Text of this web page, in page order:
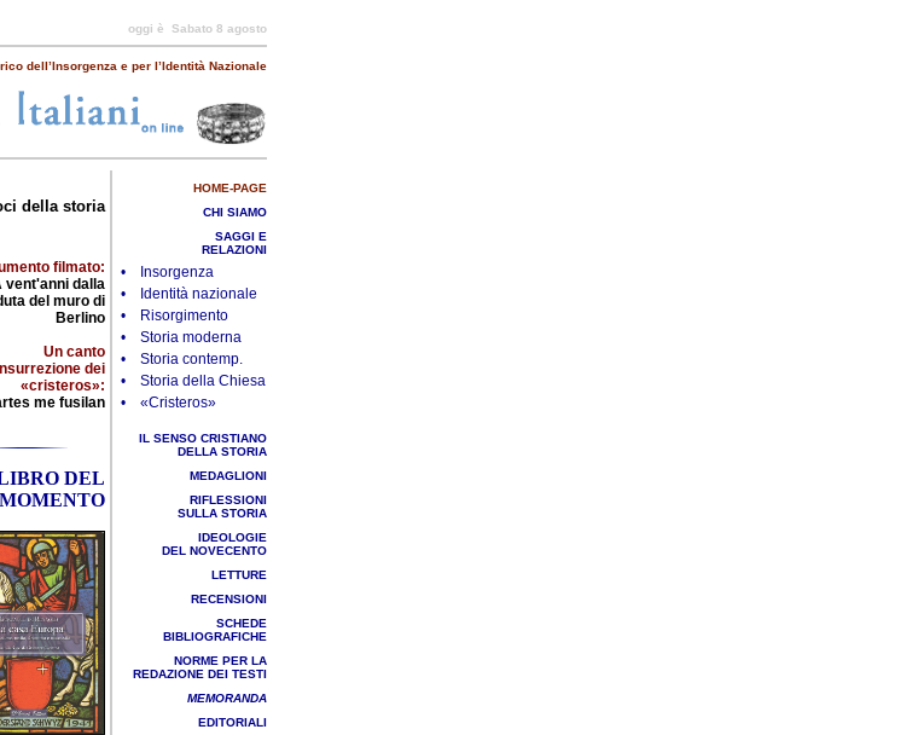
oggi è Sabato 8 agosto
dell’Insorgenza e per l’Identità Nazionale
della storia
filmato:
vent'anni dalla
del muro di
Berlino
Un canto
dei
«cristeros»:
me fusilan
DEL
MOMENTO
HOME-PAGE
CHI SIAMO
SAGGI E
RELAZIONI
• Insorgenza
• Identità nazionale
• Risorgimento
• Storia moderna
• Storia contemp.
• Storia della Chiesa
• «Cristeros»
IL SENSO CRISTIANO
DELLA STORIA
MEDAGLIONI
RIFLESSIONI
SULLA STORIA
IDEOLOGIE
DEL NOVECENTO
LETTURE
RECENSIONI
SCHEDE
BIBLIOGRAFICHE
NORME PER LA
REDAZIONE DEI TESTI
MEMORANDA
EDITORIALI